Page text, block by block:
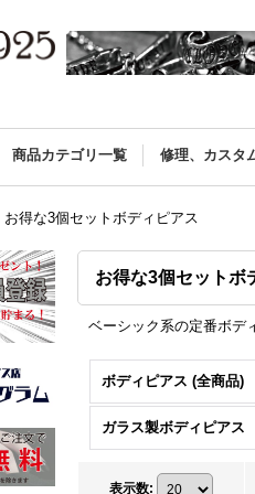
商品カテゴリ一覧 修理、カスタ
お得な3個セットボディピアス
お得な3個セットボ
ベーシック系の定番ボデ
ボディピアス (全商品)
ガラス製ボディピアス
表示数: